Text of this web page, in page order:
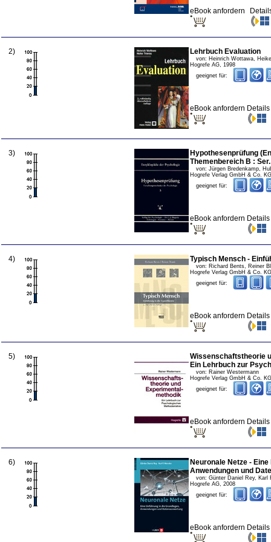
eBook anfordern
2) Lehrbuch Evaluation
von: Heinrich Wottawa,
Hogrefe AG, 1998
geeignet für:
eBook anfordern
3)
Hypothesenprüfung
Themenbereich B :
von: Jürgen Bredenkamp,
Hogrefe Verlag GmbH & Co. KG
geeignet für:
eBook anfordern
4) Typisch Mensch -
von: Richard Bents, Reiner
Hogrefe Verlag GmbH & Co. KG
geeignet für:
eBook anfordern
5)
Wissenschaftstheorie
Ein Lehrbuch zur
von: Rainer Westermann
Hogrefe Verlag GmbH & Co. KG
geeignet für:
eBook anfordern
6)
Neuronale Netze -
Anwendungen und
von: Günter Daniel Rey, Karl
Hogrefe AG, 2008
geeignet für:
eBook anfordern